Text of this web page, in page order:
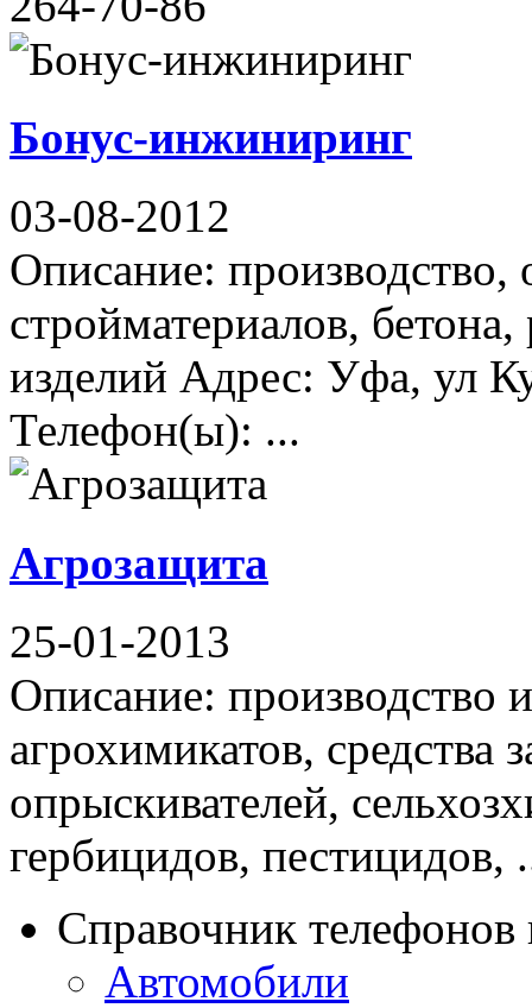
Бонус-инжиниринг
03-08-2012
Описание: производство,
стройматериалов,
изделий Адрес: Уфа, ул
Телефон(ы): ...
Агрозащита
25-01-2013
Описание: производство
агрохимикатов, средства
опрыскивателей,
гербицидов, пестицидов,
Справочник
Автомобили